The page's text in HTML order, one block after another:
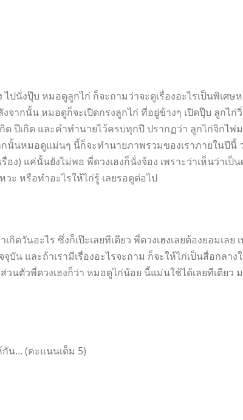
ไปนั่งปุ๊บ หมอดูลูกไก่ ก็จะถามว่าจะดูเรื่องอะไรเป็นพิเศ
จากนั้น หมอดูก็จะเปิดกรงลูกไก่ ที่อยู่ข้างๆ เปิดปุ๊บ ลูกไก่
ด ปีเกิด และคำทำนายไว้ครบทุกปี ปรากฏว่า ลูกไก่จิกไพ่ม
ากนั้นหมอดูแม่นๆ นี้ก็จะทำนายภาพรวมของเราภายในปีนี้
อง) แค่นั้นยังไม่พอ พี่ดวงเฮงก็นั่งจ้อง เพราะว่าเห็นว่าเ
วะ หรือทำอะไรให้ไก่รู้ เลยรอดูต่อไป
ดวันอะไร ซึ่งก็เป๊ะเลยทีเดียว พี่ดวงเฮงเลยต้องยอมเลย
บัน และถ้าเรามีเรื่องอะไรจะถาม ก็จะให้ไก่เป็นสื่อกลา
วนตัวพี่ดวงเฮงก็ว่า หมอดูไก่น้อย นี้แม่นใช้ได้เลยทีเดีย
กัน… (คะแนนเต็ม 5)